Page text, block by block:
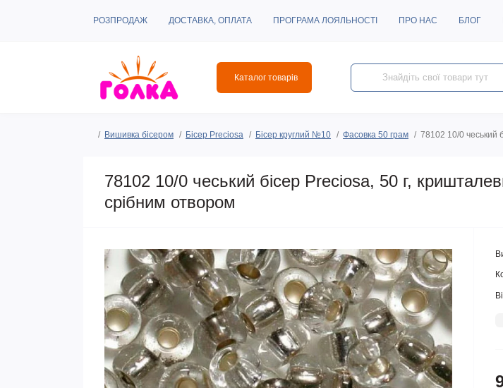
РОЗПРОДАЖ ДОСТАВКА, ОПЛАТА ПРОГРАМА ЛОЯЛЬНОСТІ ПРО НАС БЛОГ
Каталог товарів
Вишивка бісером Бісер Preciosa Бісер круглий №10 Фасовка 50 грам 78102 10/0 чеський
78102 10/0 чеський бісер Preciosa, 50 г,
срібним отвором